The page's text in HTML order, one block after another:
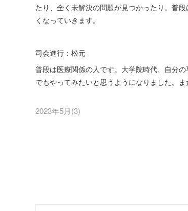
たり、全く未解決の問題が見つかったり。普
くなっていきます。
司会進行：松元
普段は医療関係の人です。大学院時代、自分
でもやってみたいと思うようになりました。
2023年5月(3)